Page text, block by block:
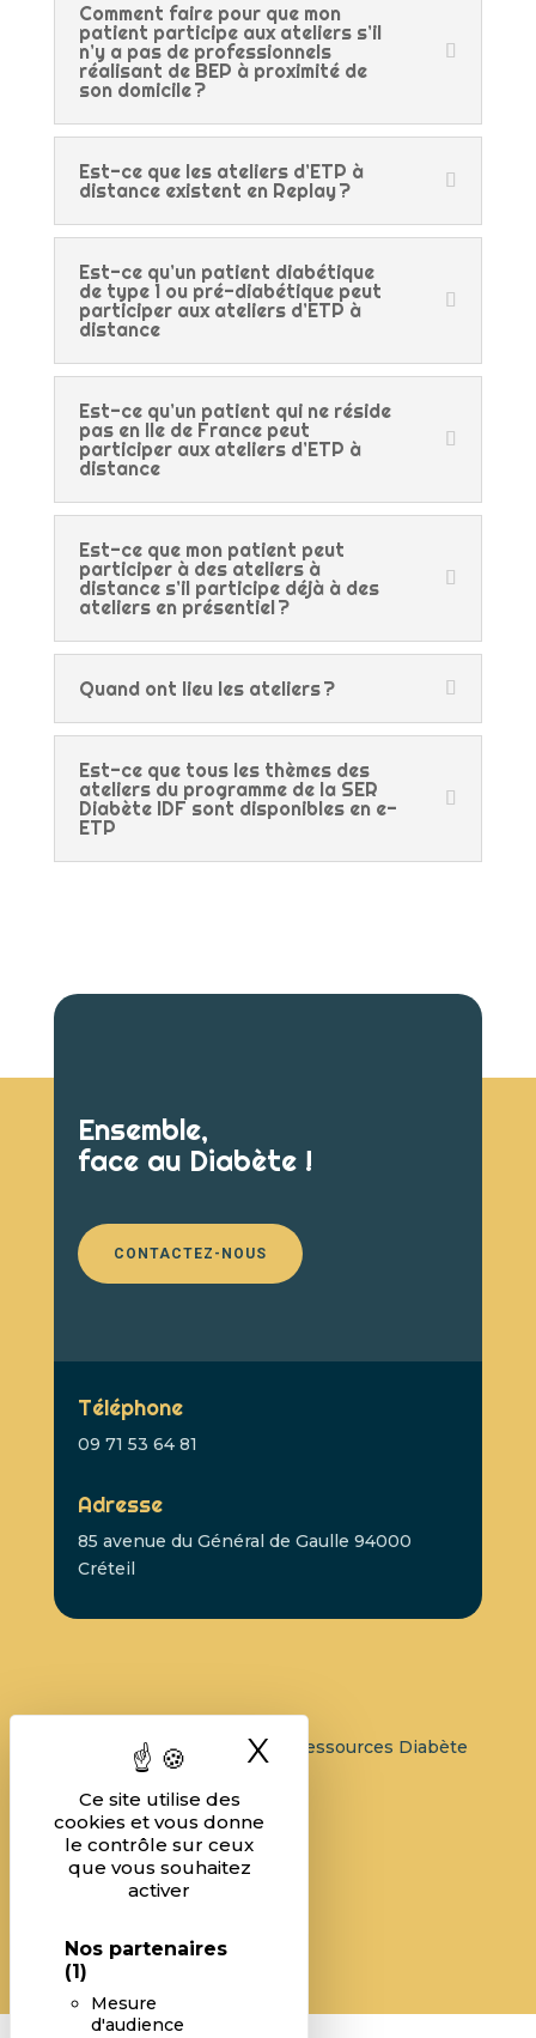
Ce site utilise des
cookies et vous donne
le contrôle sur ceux
que vous souhaitez
activer
Nos partenaires
(1)
Mesure
d'audience
X Masquer le
Comment faire pour que mon
patient participe aux ateliers s’il
n’y a pas de professionnels
réalisant de BEP à proximité de
son domicile ?
Est-ce que les ateliers d’ETP à
distance existent en Replay ?
Est-ce qu’un patient diabétique
de type 1 ou pré-diabétique peut
participer aux ateliers d’ETP à
distance
Est-ce qu’un patient qui ne réside
pas en Ile de France peut
participer aux ateliers d’ETP à
distance
Est-ce que mon patient peut
participer à des ateliers à
distance s’il participe déjà à des
ateliers en présentiel ?
Quand ont lieu les ateliers ?
Est-ce que tous les thèmes des
ateliers du programme de la SER
Diabète IDF sont disponibles en e-
ETP
Ensemble,
face au Diabète !
CONTACTEZ-NOUS
Téléphone
09 71 53 64 81
Adresse
85 avenue du Général de Gaulle 94000
Créteil
Structure d’Expertise et de Ressources Diabète
en île-de-France